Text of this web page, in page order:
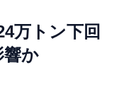
万トン下回
か